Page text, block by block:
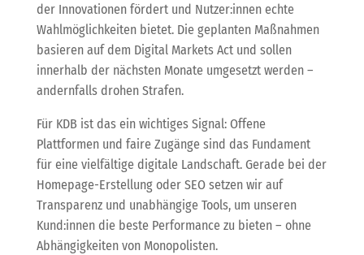
der Innovationen fördert und Nutzer:innen echte
Wahlmöglichkeiten bietet. Die geplanten Maßnahmen
basieren auf dem Digital Markets Act und sollen
innerhalb der nächsten Monate umgesetzt werden –
andernfalls drohen Strafen.
Für KDB ist das ein wichtiges Signal: Offene
Plattformen und faire Zugänge sind das Fundament
für eine vielfältige digitale Landschaft. Gerade bei der
Homepage-Erstellung oder SEO setzen wir auf
Transparenz und unabhängige Tools, um unseren
Kund:innen die beste Performance zu bieten – ohne
Abhängigkeiten von Monopolisten.